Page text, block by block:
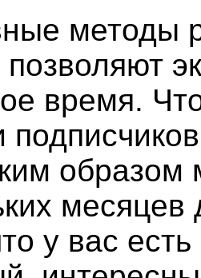
методы
позволяют
время.
подписчиков
образом
месяцев
у вас есть